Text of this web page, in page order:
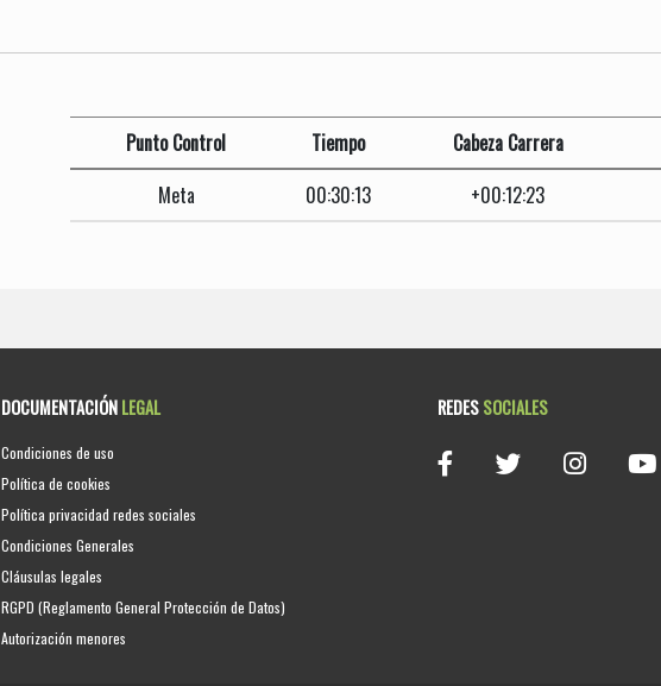
Punto Control Tiempo Cabeza Carrera
Meta
00:30:13 +00:12:23
DOCUMENTACIÓNLEGAL
Condiciones de uso
Política de cookies
Política privacidad redes sociales
Condiciones Generales
Cláusulas legales
RGPD (Reglamento General Protección de Datos)
Autorización menores
REDESSOCIALES